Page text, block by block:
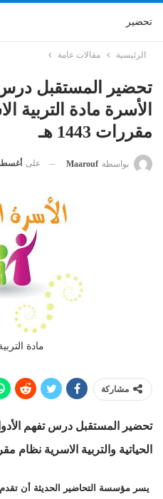
تحضير
الرئيسية مقالات عامة
تحضير المستقبل درس
الأسرة مادة التربية
مقررات 1443 هـ
بواسطة Maarouf على أغسطس
مادة
مشاركة
تحضير المستقبل درس تفهم
الحياتية والتربية الاسرية نظام
يسر مؤسسة التحاضير الحديثة أن